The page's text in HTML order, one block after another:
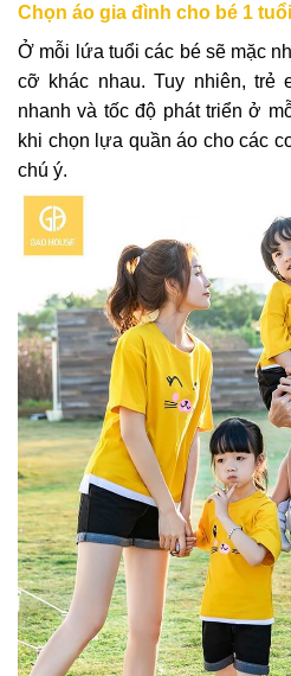
Chọn áo gia đình cho bé 1
Ở mỗi lứa tuổi các bé sẽ mặc
cỡ khác nhau. Tuy nhiên, trẻ
nhanh và tốc độ phát triển ở
khi chọn lựa quần áo cho các
chú ý.